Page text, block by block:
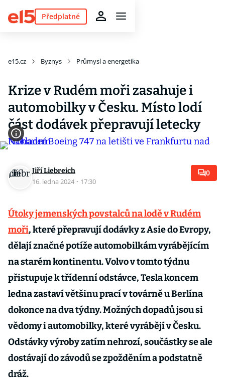
Předplatné
e15.cz Byznys Průmysl a energetika
Krize v Rudém moři zasahuje i
automobilky v Česku. Místo lodí
část dodávek přepravují letecky
Jiří Liebreich
16. ledna 2024 · 17:30
0
Útoky jemenských povstalců na lodě v Rudém
moři, které přepravují dodávky z Asie do Evropy,
dělají značné potíže automobilkám vyrábějícím
na starém kontinentu. Volvo v tomto týdnu
přistupuje k třídenní odstávce, Tesla koncem
ledna zastaví většinu prací v továrně u Berlína
dokonce na dva týdny. Možných dopadů jsou si
vědomy i automobilky, které vyrábějí v Česku.
Odstávky výroby zatím nehrozí, součástky se ale
dostávají do závodů se zpožděním a podstatně
dráž.